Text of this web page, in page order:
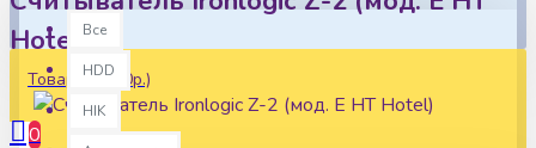
Все
HDD
HIK
Товаров: 0 (0р.)
0
Hotel)